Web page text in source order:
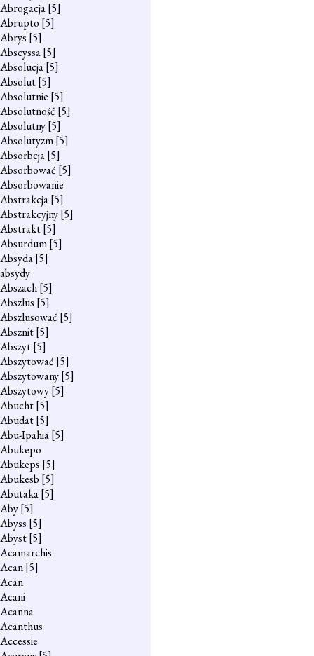
Abrogacja[5]
Abrupto [5]
Abrys [5]
Abscyssa[5]
Absolucja[5]
Absolut[5]
Absolutnie [5]
Absolutność [5]
Absolutny[5]
Absolutyzm[5]
Absorbcja[5]
Absorbować [5]
Absorbowanie
Abstrakcja[5]
Abstrakcyjny[5]
Abstrakt[5]
Absurdum[5]
Absyda[5]
absydy
Abszach[5]
Abszlus [5]
Abszlusować [5]
Absznit[5]
Abszyt[5]
Abszytować [5]
Abszytowany[5]
Abszytowy[5]
Abucht[5]
Abudat[5]
Abu-Ipahia[5]
Abukepo
Abukeps [5]
Abukesb [5]
Abutaka[5]
Aby[5]
Abyss [5]
Abyst[5]
Acamarchis
Acan[5]
Acan
Acani
Acanna
Acanthus
Accessie